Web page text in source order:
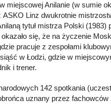
miejscowej Anilanie (w sumie
Linz dwukrotnie
tytuł mistrza Polski (1983)
się, że na życzenie
pracuje z zespołami
w Łodzi, gdzie w
i trener.
142 spotkania
uznany przez